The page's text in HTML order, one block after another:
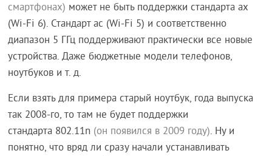
смартфонах) может не быть поддержки стандарта ax
(Wi-Fi 6). Стандарт ac (Wi-Fi 5) и соответственно
диапазон 5 ГГц поддерживают практически все новые
устройства. Даже бюджетные модели телефонов,
ноутбуков и т. д.
Если взять для примера старый ноутбук, года выпуска
так 2008-го, то там не будет поддержки
стандарта 802.11n (он появился в 2009 году). Ну и
понятно, что вряд ли сразу начали устанавливать